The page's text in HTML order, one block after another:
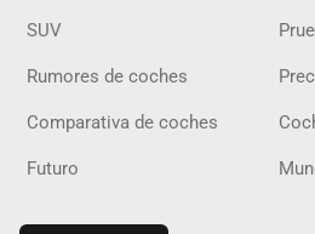
SUV
Rumores de coches
Comparativa de coches
Futuro